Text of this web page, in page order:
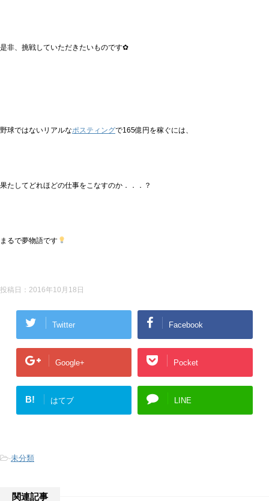
是非、挑戦していただきたいものです✿
野球ではないリアルなポスティングで165億円を稼ぐには、
果たしてどれほどの仕事をこなすのか．．．？
まるで夢物語です
投稿日： 2016年10月18日
Twitter Facebook
Google+ Pocket
B! はてブ LINE
-未分類
関連記事